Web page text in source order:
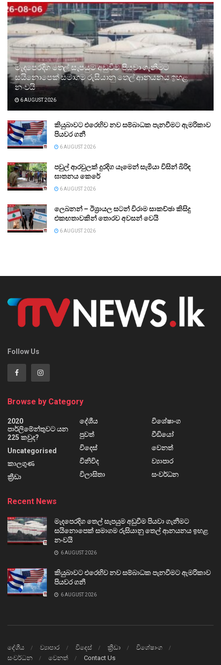
මැදපෙරදිග තෙල් සැපයුම අඩුවීම පියවා ගැනීමට
සයිනොපෙක් සමාගම රුසියානු තෙල් ආනයනය ඉහළ
නංවයි
6 AUGUST 2026
කියුබාවට එරෙහිව නව සම්බාධක පැනවීමට ඇමරිකාව
පියවර ගනී
6 AUGUST 2026
පවුල් ආරවුලක් දුරදිග යෑමෙන් සැමියා විසින් බිරිඳ
ඝාතනය කෙරේ
6 AUGUST 2026
ලෙබනන් – ඊශ්‍රායල සටන් විරාම සාකච්ඡා කිසිදු
එකඟතාවකින් තොරව අවසන් වෙයි
6 AUGUST 2026
Follow Us
Browse by Category
2020
පාර්ලිමේන්තුවට යන
225 කවුද?
Uncategorised
කාලගුණ
ක්‍රීඩා
දේශීය
පුවත්
විදෙස්
විනිවිද
විලාසිතා
විශේෂාංග
වීඩියෝ
වෙනත්
ව්‍යාපාර
සංවර්ධන
Recent News
මැදපෙරදිග තෙල් සැපයුම අඩුවීම පියවා ගැනීමට
සයිනොපෙක් සමාගම රුසියානු තෙල් ආනයනය ඉහළ
නංවයි
6 AUGUST 2026
කියුබාවට එරෙහිව නව සම්බාධක පැනවීමට ඇමරිකාව
පියවර ගනී
6 AUGUST 2026
දේශීය ව්‍යාපාර විදෙස් ක්‍රීඩා
විශේෂාංග
සංවර්ධන
වෙනත් Contact Us